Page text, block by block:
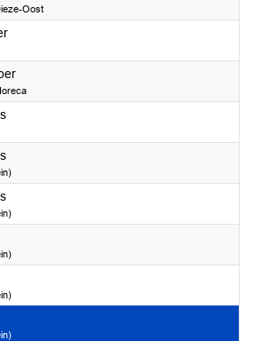
Oost
2026
2026
2026
2026
2026